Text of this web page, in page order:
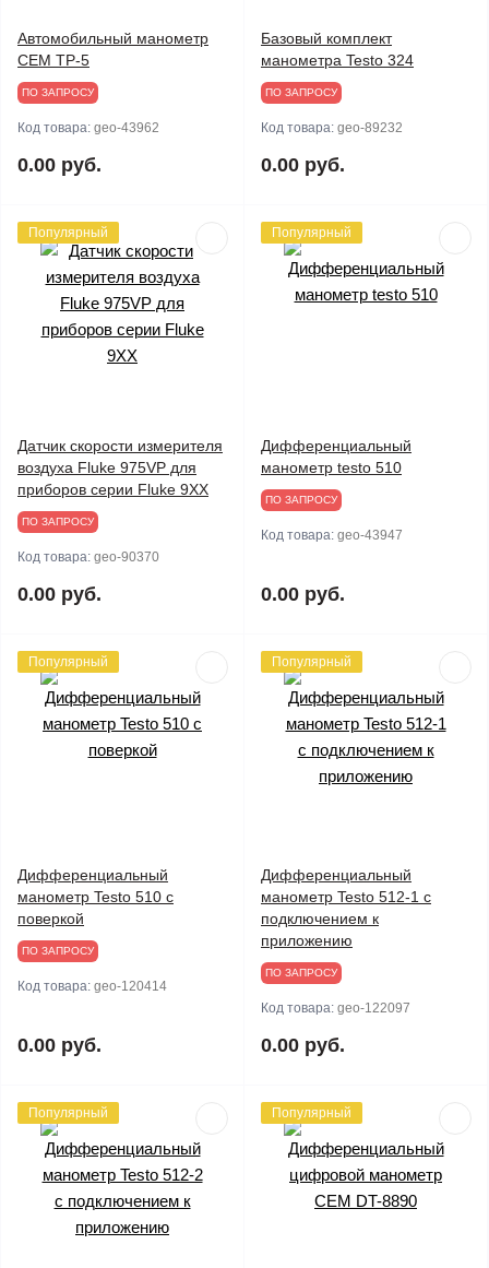
Автомобильный манометр
CEM TP-5
ПО ЗАПРОСУ
Код товара: geo-43962
0.00 руб.
Базовый комплект
манометра Testo 324
ПО ЗАПРОСУ
Код товара: geo-89232
0.00 руб.
Популярный
Датчик скорости измерителя
воздуха Fluke 975VP для
приборов серии Fluke 9ХХ
ПО ЗАПРОСУ
Код товара: geo-90370
0.00 руб.
Популярный
Дифференциальный
манометр testo 510
ПО ЗАПРОСУ
Код товара: geo-43947
0.00 руб.
Популярный
Дифференциальный
манометр Testo 510 с
поверкой
ПО ЗАПРОСУ
Код товара: geo-120414
0.00 руб.
Популярный
Дифференциальный
манометр Testo 512-1 с
подключением к
приложению
ПО ЗАПРОСУ
Код товара: geo-122097
0.00 руб.
Популярный Популярный